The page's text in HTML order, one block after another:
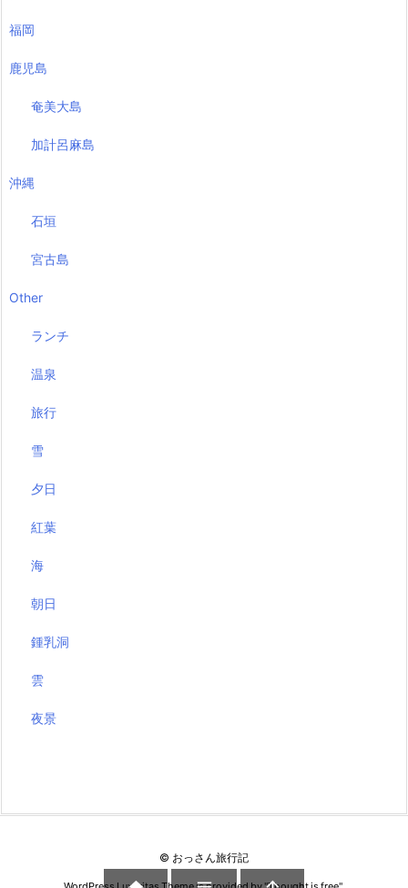
福岡
鹿児島
奄美大島
加計呂麻島
沖縄
石垣
宮古島
Other
ランチ
温泉
旅行
雪
夕日
紅葉
海
朝日
鍾乳洞
雲
夜景
© おっさん旅行記